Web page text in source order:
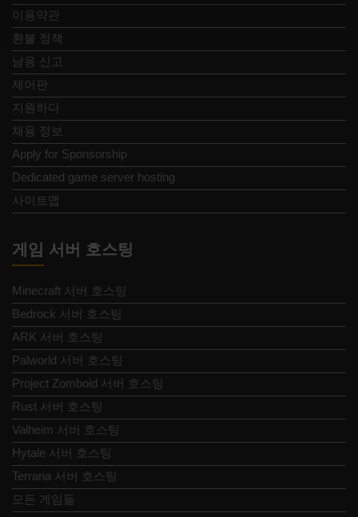
이용약관
환불 정책
남용 신고
제어판
지원하다
채용 정보
Apply for Sponsorship
Dedicated game server hosting
사이트맵
게임 서버 호스팅
Minecraft 서버 호스팅
Bedrock 서버 호스팅
ARK 서버 호스팅
Palworld 서버 호스팅
Project Zomboid 서버 호스팅
Rust 서버 호스팅
Valheim 서버 호스팅
Hytale 서버 호스팅
Terraria 서버 호스팅
모든 게임들